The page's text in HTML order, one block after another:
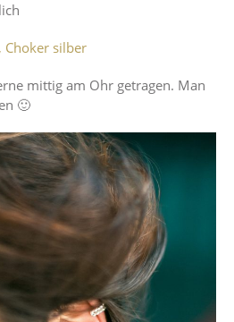
Choker silber
mittig am Ohr getragen. Man
🙂